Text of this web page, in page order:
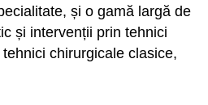
și o gamă largă de
și intervenții prin tehnici
chirurgicale clasice,